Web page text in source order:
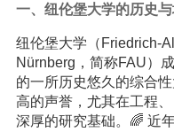
一、纽伦堡大学的历史
纽伦堡大学（Friedrich-
Nürnberg，简称FAU）
的一所历史悠久的综合
高的声誉，尤其在工程
深厚的研究基础。🌈 近